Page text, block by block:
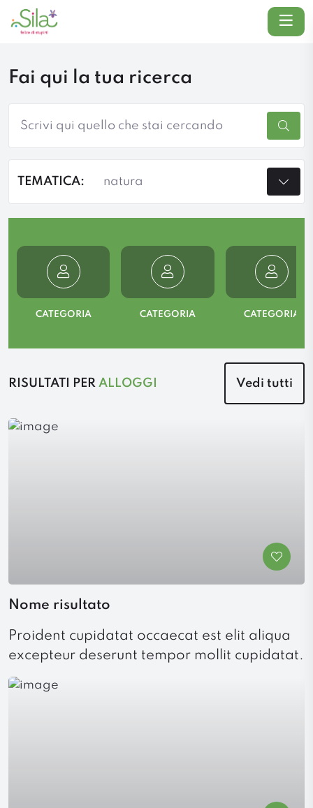
Menu
Fai qui la tua ricerca
TEMATICA:
CATEGORIA CATEGORIA CATEGORIA
RISULTATI PER ALLOGGI Vedi tutti
Nome risultato
Proident cupidatat occaecat est elit aliqua
excepteur deserunt tempor mollit cupidatat.